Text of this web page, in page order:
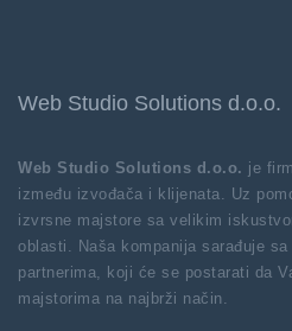
Web Studio Solutions d.o.o.
Web Studio Solutions d.o.o. je
između izvođača i klijenata. Uz
izvrsne majstore sa velikim
oblasti. Naša kompanija sarađuje
partnerima, koji će se postarati da
majstorima na najbrži način.